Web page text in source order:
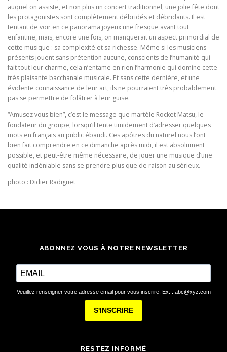
auquel on assiste, et non plus un concert traditionnel, une jolie fête dont
les protagonistes sont complètement débridés et débridants. Il est
tentant de voir en ce panorama joyeux une fresque avant tout
enfantine, mais, encore une fois, on manquerait un aspect primordial de
cette musique : sa complexité et sa richesse. Même si les musiciens
présents jouent sans prétention aucune, conscients de l’humanité qui
fait tout leur charme, cela n’entame en rien l’harmonie qui domine cette
très plaisante bacchanale musicale. Et sans cette dernière, et une
évidente connaissance de leur art, ils ne pourraient très probablement
pas se permettre de folâtrer à leur guise.
“Amusez vous bien”, c’est le message que martèle Rocket Matsu, le
fondateur du groupe, lorsqu’il tente timidement d’adresser quelques
mots en français au public ébaudi. Ces apôtres du naturel nous l’ont
bien fait comprendre en ce dimanche après midi, il est absolument
possible, et peut-être même nécessaire, de jouer une musique d’une
qualité indéniable sans se prendre plus que de raison au sérieux.
photo : Didier Radiguet
ABONNEZ VOUS À NOTRE NEWSLETTER
Veuillez renseigner votre adresse email pour vous inscrire. Ex. : abc@xyz.com
S'INSCRIRE
RESTEZ INFORMÉ